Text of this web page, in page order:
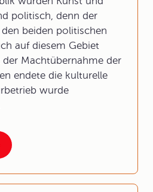
politisch, denn der
beiden politischen
auf diesem Gebiet
Machtübernahme der
endete die kulturelle
wurde